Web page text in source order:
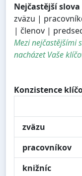
Nejčastější
zväzu |
| členov |
Mezi nejčastějšími
nacházet Vaše
Konzistence
zväzu
pracovníkov
knižníc